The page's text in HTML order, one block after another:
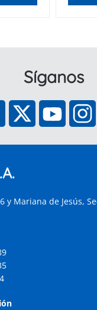
Síganos
y Mariana de Jesús,